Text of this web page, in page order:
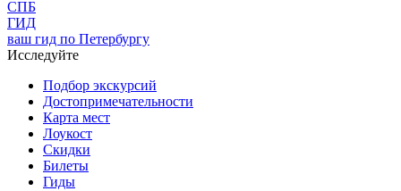
СПБ
ГИД
ваш гид по Петербургу
Исследуйте
Подбор экскурсий
Достопримечательности
Карта мест
Лоукост
Скидки
Билеты
Гиды